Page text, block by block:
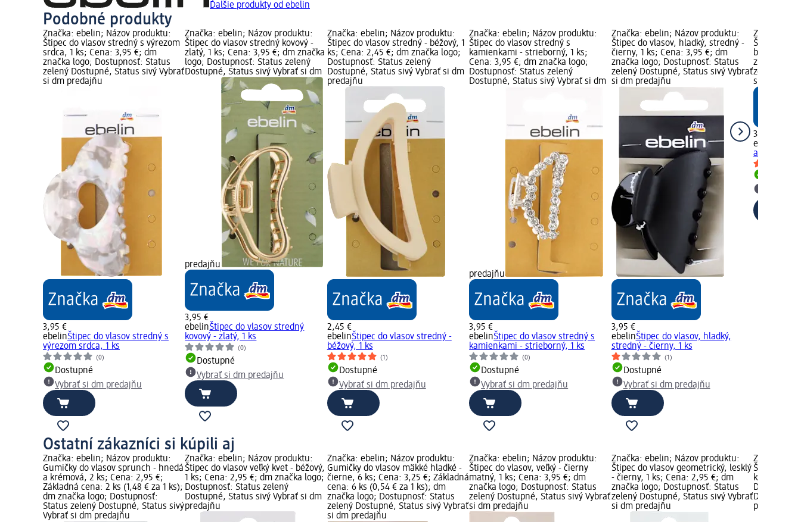
Ďalšie produkty od ebelin
Podobné produkty
Značka: ebelin; Názov produktu:
Štipec do vlasov stredný s výrezom
srdca, 1 ks; Cena: 3,95 €; dm
značka logo; Dostupnosť: Status
zelený Dostupné, Status sivý Vybrať
si dm predajňu
3,95 €
ebelinŠtipec do vlasov stredný s
výrezom srdca, 1 ks
(0)
Dostupné
Vybrať si dm predajňu
Značka: ebelin; Názov produktu:
Štipec do vlasov stredný kovový -
zlatý, 1 ks; Cena: 3,95 €; dm značka
logo; Dostupnosť: Status zelený
Dostupné, Status sivý Vybrať si dm
predajňu
3,95 €
ebelinŠtipec do vlasov stredný
kovový - zlatý, 1 ks
(0)
Dostupné
Vybrať si dm predajňu
Značka: ebelin; Názov produktu:
Štipec do vlasov stredný - béžový, 1
ks; Cena: 2,45 €; dm značka logo;
Dostupnosť: Status zelený
Dostupné, Status sivý Vybrať si dm
predajňu
2,45 €
ebelinŠtipec do vlasov stredný -
béžový, 1 ks
(1)
Dostupné
Vybrať si dm predajňu
Značka: ebelin; Názov produktu:
Štipec do vlasov stredný s
kamienkami - strieborný, 1 ks;
Cena: 3,95 €; dm značka logo;
Dostupnosť: Status zelený
Dostupné, Status sivý Vybrať si dm
predajňu
3,95 €
ebelinŠtipec do vlasov stredný s
kamienkami - strieborný, 1 ks
(0)
Dostupné
Vybrať si dm predajňu
Značka: ebelin; Názov produktu:
Štipec do vlasov, hladký, stredný -
čierny, 1 ks; Cena: 3,95 €; dm
značka logo; Dostupnosť: Status
zelený Dostupné, Status sivý Vybrať
si dm predajňu
3,95 €
ebelinŠtipec do vlasov, hladký,
stredný - čierny, 1 ks
(1)
Dostupné
Vybrať si dm predajňu
Značka:
Štipec do
béžový, 1
značka
zelený
si dm
3,95 €
ebelin
akrylový -
Ostatní zákazníci si kúpili aj
Značka: ebelin; Názov produktu:
Gumičky do vlasov sprunch - hnedá
a krémová, 2 ks; Cena: 2,95 €;
Základná cena: 2 ks (1,48 € za 1 ks);
dm značka logo; Dostupnosť:
Status zelený Dostupné, Status sivý
Vybrať si dm predajňu
Značka: ebelin; Názov produktu:
Štipec do vlasov veľký kvet - béžový,
1 ks; Cena: 2,95 €; dm značka logo;
Dostupnosť: Status zelený
Dostupné, Status sivý Vybrať si dm
predajňu
Značka: ebelin; Názov produktu:
Gumičky do vlasov mäkké hladké -
čierne, 6 ks; Cena: 3,25 €; Základná
cena: 6 ks (0,54 € za 1 ks); dm
značka logo; Dostupnosť: Status
zelený Dostupné, Status sivý Vybrať
si dm predajňu
Značka: ebelin; Názov produktu:
Štipec do vlasov, veľký - čierny
matný, 1 ks; Cena: 3,95 €; dm
značka logo; Dostupnosť: Status
zelený Dostupné, Status sivý Vybrať
si dm predajňu
Značka: ebelin; Názov produktu:
Štipec do vlasov geometrický, lesklý
- čierny, 1 ks; Cena: 2,95 €; dm
značka logo; Dostupnosť: Status
zelený Dostupné, Status sivý Vybrať
si dm predajňu
Značka:
Štipec do
ks; Cena:
Dostupné,
predajňu